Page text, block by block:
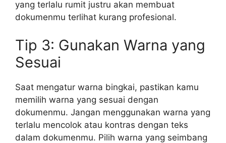
yang terlalu rumit justru akan membuat
dokumenmu terlihat kurang profesional.
Tip 3: Gunakan Warna yang
Sesuai
Saat mengatur warna bingkai, pastikan kamu
memilih warna yang sesuai dengan
dokumenmu. Jangan menggunakan warna yang
terlalu mencolok atau kontras dengan teks
dalam dokumenmu. Pilih warna yang seimbang